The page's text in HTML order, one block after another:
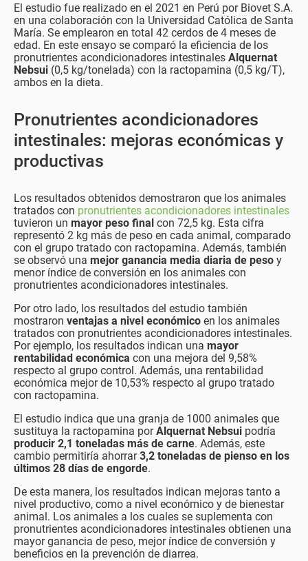
El estudio fue realizado en el 2021 en Perú por Biovet S.A.
en una colaboración con la Universidad Católica de Santa
María. Se emplearon en total 42 cerdos de 4 meses de
edad. En este ensayo se comparó la eficiencia de los
pronutrientes acondicionadores intestinales Alquernat
Nebsui (0,5 kg/tonelada) con la ractopamina (0,5 kg/T),
ambos en la dieta.
Pronutrientes acondicionadores
intestinales: mejoras económicas y
productivas
Los resultados obtenidos demostraron que los animales
tratados con pronutrientes acondicionadores intestinales
tuvieron un mayor peso final con 72,5 kg. Esta cifra
representó 2 kg más de peso en cada animal, comparado
con el grupo tratado con ractopamina. Además, también
se observó una mejor ganancia media diaria de peso y
menor índice de conversión en los animales con
pronutrientes acondicionadores intestinales.
Por otro lado, los resultados del estudio también
mostraron ventajas a nivel económico en los animales
tratados con pronutrientes acondicionadores intestinales.
Por ejemplo, los resultados indican una mayor
rentabilidad económica con una mejora del 9,58%
respecto al grupo control. Además, una rentabilidad
económica mejor de 10,53% respecto al grupo tratado
con ractopamina.
El estudio indica que una granja de 1000 animales que
sustituya la ractopamina porAlquernat Nebsui podría
producir 2,1 toneladas más de carne. Además, este
cambio permitiría ahorrar3,2 toneladas de pienso en los
últimos 28 días de engorde.
De esta manera, los resultados indican mejoras tanto a
nivel productivo, como a nivel económico y de bienestar
animal. Los animales a los cuales se suplementa con
pronutrientes acondicionadores intestinales obtienen una
mayor ganancia de peso, mejor índice de conversión y
beneficios en la prevención de diarrea.